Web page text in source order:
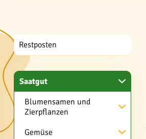
Restposten
Saatgut
Blumensamen und
Zierpflanzen
Gemüse